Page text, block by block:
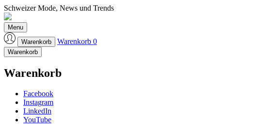
Schweizer Mode, News und Trends
Laufmeter-Shop
Menu
Warenkorb
Warenkorb 0
Warenkorb
Warenkorb
Facebook
Instagram
LinkedIn
YouTube